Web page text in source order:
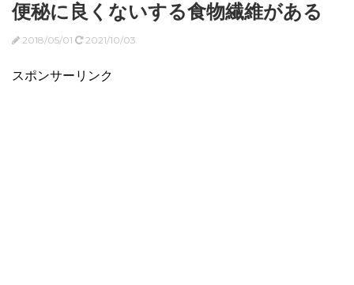
便秘に良くないする食物繊維がある
2018/05/01 2021/10/03
スポンサーリンク